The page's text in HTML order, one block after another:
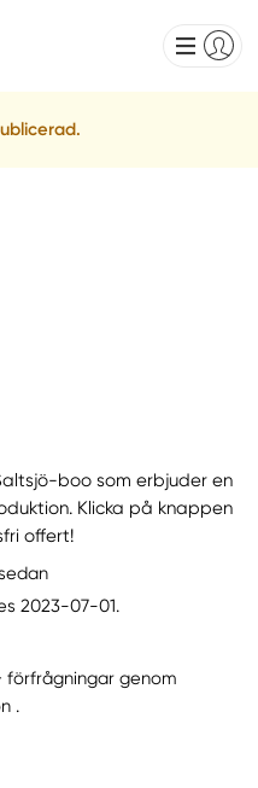
boo som erbjuder en
Klicka på knappen
offert!
2023-07-01.
genom
.